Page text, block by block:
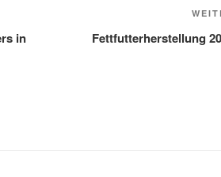
in
Fettfutterherstellung